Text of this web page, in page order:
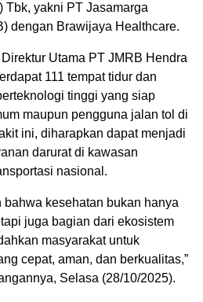
Tbk, yakni PT Jasamarga
dengan Brawijaya Healthcare.
Utama PT JMRB Hendra
111 tempat tidur dan
tinggi yang siap
maupun pengguna jalan tol di
ini, diharapkan dapat menjadi
darurat di kawasan
nasional.
bahwa kesehatan bukan hanya
juga bagian dari ekosistem
masyarakat untuk
cepat, aman, dan berkualitas,”
Selasa (28/10/2025).